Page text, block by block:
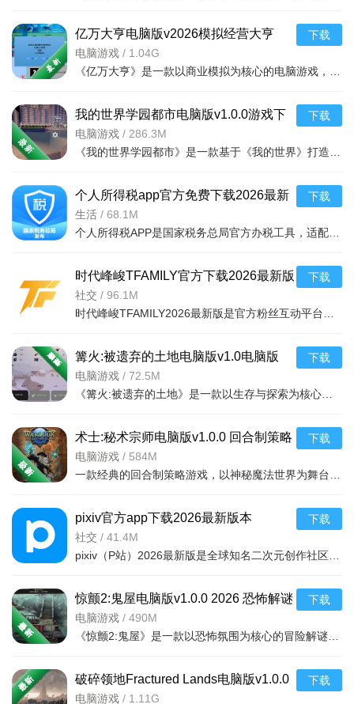
3、点击【修改手机号】进行修改。
亿万大亨电脑版v2026模拟经营大亨
电脑游戏 / 1.04G
下载
我的世界学园都市电脑版v1.0.0游戏下
载
电脑游戏 / 286.3M
下载
个人所得税app官方免费下载2026最新
版v2.3.1安卓版
生活 / 68.1M
下载
时代峰峻TFAMILY官方下载2026最新版
v5.1.9安卓最新版
社交 / 96.1M
下载
篝火:被遗弃的土地电脑版v1.0电脑版
电脑游戏 / 72.5M
下载
术士:秘术宗师电脑版v1.0.0 回合制策略
电脑游戏 / 584M
下载
pixiv官方app下载2026最新版本
v6.183.0最新版
社交 / 41.4M
下载
惊颤2:鬼屋电脑版v1.0.0 2026 恐怖解谜
电脑游戏 / 490M
下载
破碎领地Fractured Lands电脑版v1.0.0
中文版
电脑游戏 / 1.11G
下载